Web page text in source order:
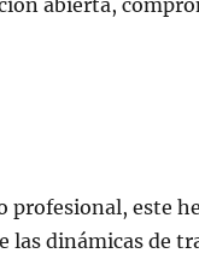
abierta,
profesional, este
las dinámicas de